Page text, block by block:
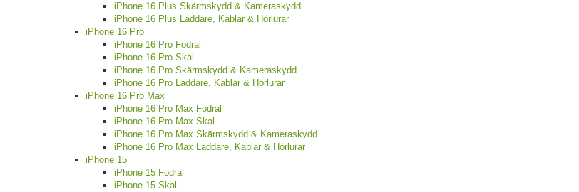
iPhone 16 Plus Skärmskydd & Kameraskydd
iPhone 16 Plus Laddare, Kablar & Hörlurar
iPhone 16 Pro
iPhone 16 Pro Fodral
iPhone 16 Pro Skal
iPhone 16 Pro Skärmskydd & Kameraskydd
iPhone 16 Pro Laddare, Kablar & Hörlurar
iPhone 16 Pro Max
iPhone 16 Pro Max Fodral
iPhone 16 Pro Max Skal
iPhone 16 Pro Max Skärmskydd & Kameraskydd
iPhone 16 Pro Max Laddare, Kablar & Hörlurar
iPhone 15
iPhone 15 Fodral
iPhone 15 Skal